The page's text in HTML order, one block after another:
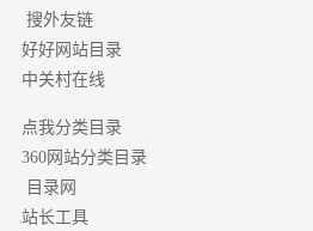
搜外友链
好好网站目录
中关村在线
点我分类目录
360网站分类目录
目录网
站长工具